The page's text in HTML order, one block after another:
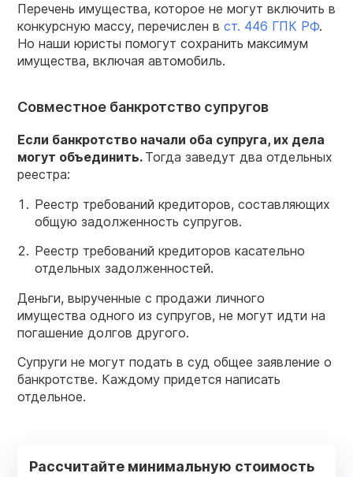
Перечень имущества, которое не могут включить в
конкурсную массу, перечислен в ст. 446 ГПК РФ.
Но наши юристы помогут сохранить максимум
имущества, включая автомобиль.
Совместное банкротство супругов
Если банкротство начали оба супруга, их дела
могут объединить. Тогда заведут два отдельных
реестра:
Реестр требований кредиторов, составляющих
общую задолженность супругов.
Реестр требований кредиторов касательно
отдельных задолженностей.
Деньги, вырученные с продажи личного
имущества одного из супругов, не могут идти на
погашение долгов другого.
Супруги не могут подать в суд общее заявление о
банкротстве. Каждому придется написать
отдельное.
Рассчитайте минимальную стоимость